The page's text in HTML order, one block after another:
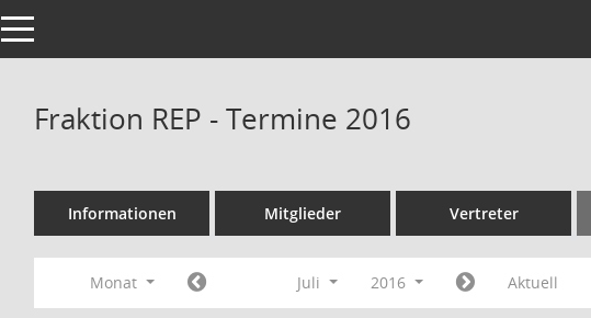
Toggle navigation
Fraktion REP - Termine 2016
Informationen Mitglieder Vertreter
Monat Juli 2016 Aktuell